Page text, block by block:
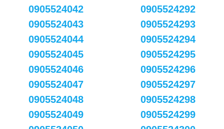
0905524042
0905524043
0905524044
0905524045
0905524046
0905524047
0905524048
0905524049
0905524292
0905524293
0905524294
0905524295
0905524296
0905524297
0905524298
0905524299